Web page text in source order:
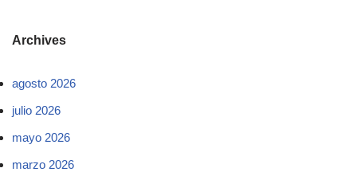
Archives
agosto 2026
julio 2026
mayo 2026
marzo 2026